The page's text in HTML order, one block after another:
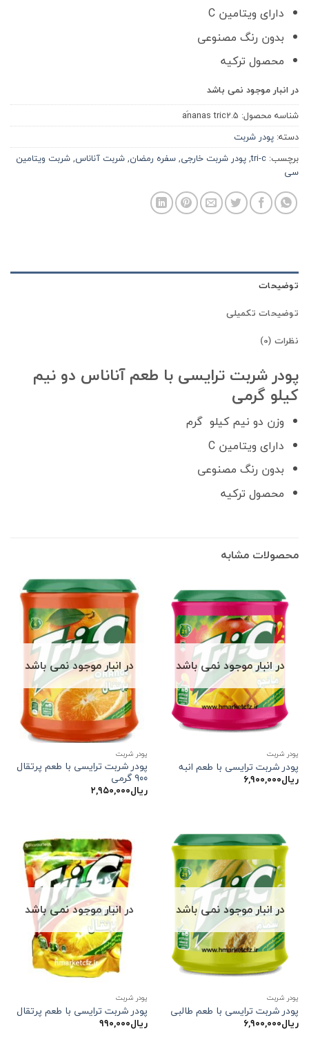
دارای ویتامین C
بدون رنگ مصنوعی
محصول ترکیه
در انبار موجود نمی باشد
شناسه محصول: aَnanas tric2.5
دسته: پودر شربت
برچسب: tri-c
,پودر شربت خارجی,سفره رمضان,شربت آناناس,شربت ویتامین
سی
توضیحات
توضیحات تکمیلی
نظرات (0)
پودر شربت ترایسی با طعم آناناس دو نیم
کیلو گرمی
وزن دو نیم کیلو گرم
دارای ویتامین C
بدون رنگ مصنوعی
محصول ترکیه
محصولات مشابه
در انبار موجود نمی باشد
پودر شربت
پودر شربت ترایسی با طعم انبه
ریال۶,۹۰۰,۰۰۰
در انبار موجود نمی باشد
پودر شربت
پودر شربت ترایسی با طعم پرتقال
۹۰۰ گرمی
ریال۲,۹۵۰,۰۰۰
در انبار موجود نمی باشد
پودر شربت
پودر شربت ترایسی با طعم طالبی
ریال۶,۹۰۰,۰۰۰
در انبار موجود نمی باشد
پودر شربت
پودر شربت ترایسی با طعم پرتقال
ریال۹۹۰,۰۰۰